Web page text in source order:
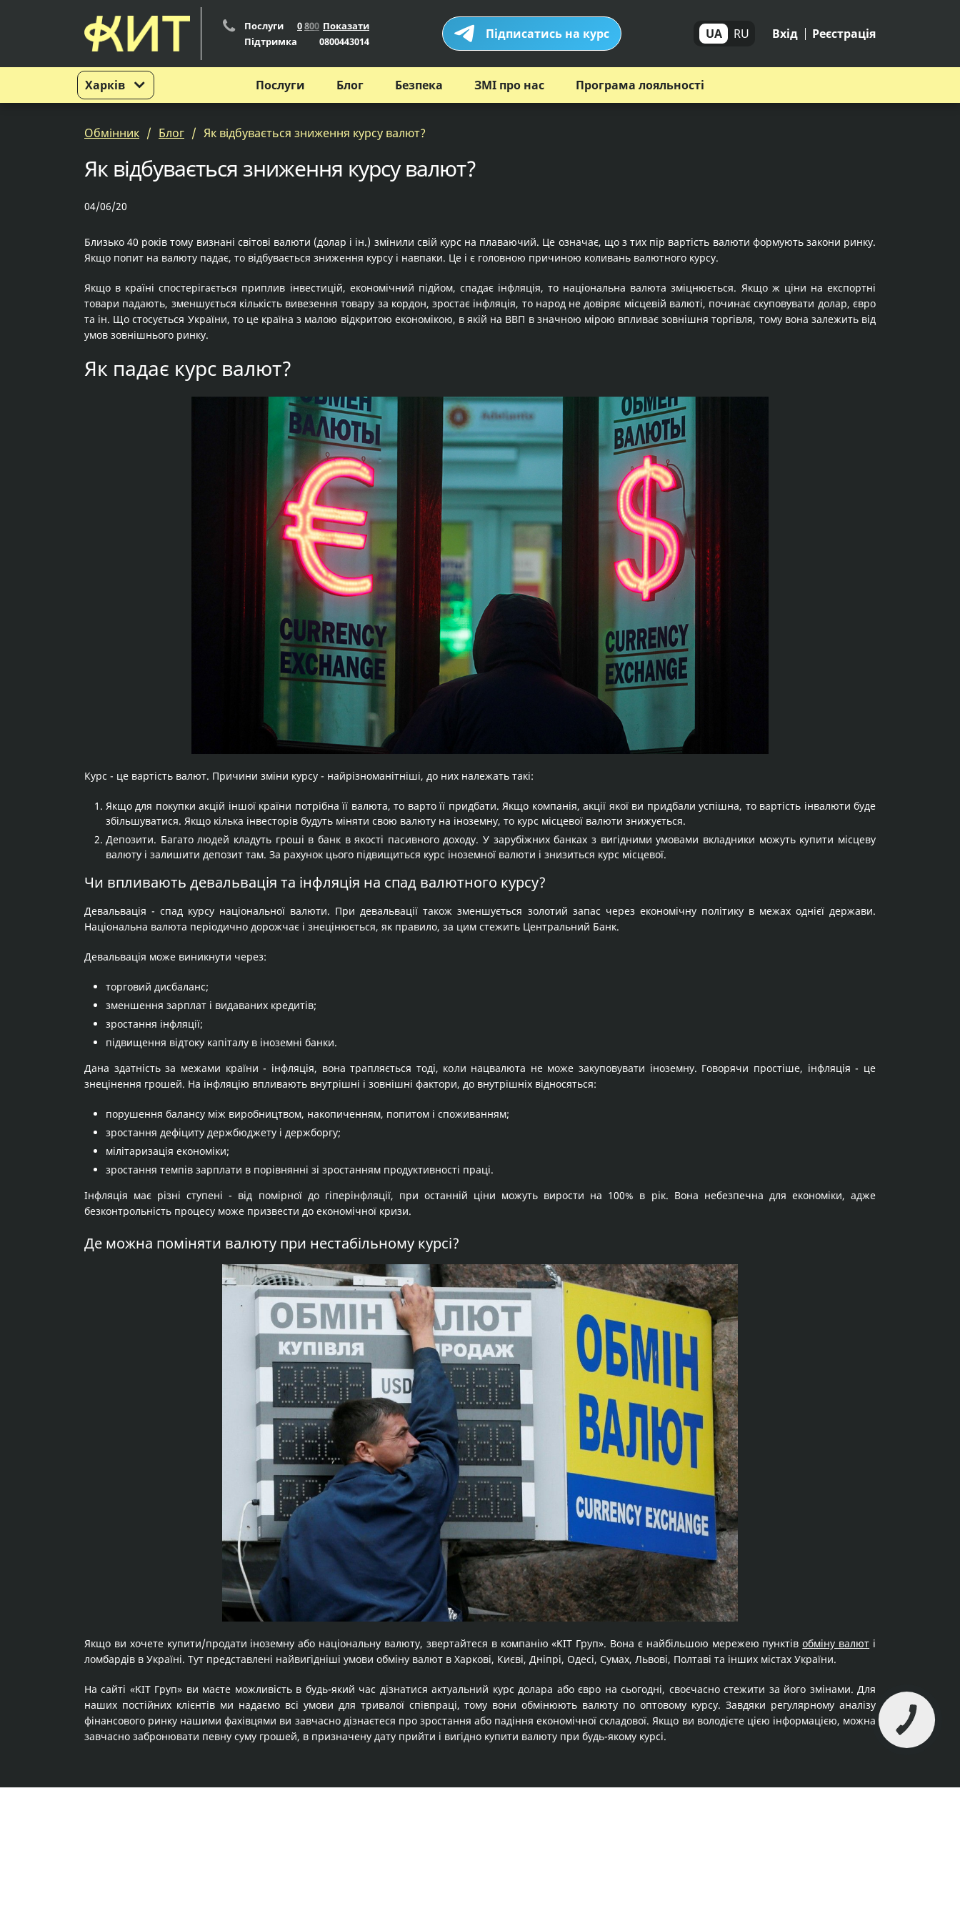
Харків
Послуги 0800 Показати
Підтримка
0800443014 Підписатись на курс UA RU Вхід Реєстрація
Послуги Блог Безпека ЗМІ про нас Програма лояльності
Обмінник Блог Як відбувається зниження курсу валют?
Як відбувається зниження курсу валют?
04/06/20
Близько 40 років тому визнані світові валюти (долар і ін.) змінили свій курс на плаваючий. Це означає, що з тих пір вартість валюти формують закони ринку.
Якщо попит на валюту падає, то відбувається зниження курсу і навпаки. Це і є головною причиною коливань валютного курсу.
Якщо в країні спостерігається приплив інвестицій, економічний підйом, спадає інфляція, то національна валюта зміцнюється. Якщо ж ціни на експортні
товари падають, зменшується кількість вивезення товару за кордон, зростає інфляція, то народ не довіряє місцевій валюті, починає скуповувати долар, євро
та ін. Що стосується України, то це країна з малою відкритою економікою, в якій на ВВП в значною мірою впливає зовнішня торгівля, тому вона залежить від
умов зовнішнього ринку.
Як падає курс валют?
Курс - це вартість валют. Причини зміни курсу - найрізноманітніші, до них належать такі:
Якщо для покупки акцій іншої країни потрібна її валюта, то варто її придбати. Якщо компанія, акції якої ви придбали успішна, то вартість інвалюти буде
збільшуватися. Якщо кілька інвесторів будуть міняти свою валюту на іноземну, то курс місцевої валюти знижується.
Депозити. Багато людей кладуть гроші в банк в якості пасивного доходу. У зарубіжних банках з вигідними умовами вкладники можуть купити місцеву
валюту і залишити депозит там. За рахунок цього підвищиться курс іноземної валюти і знизиться курс місцевої.
Чи впливають девальвація та інфляція на спад валютного курсу?
Девальвація - спад курсу національної валюти. При девальвації також зменшується золотий запас через економічну політику в межах однієї держави.
Національна валюта періодично дорожчає і знецінюється, як правило, за цим стежить Центральний Банк.
Девальвація може виникнути через:
торговий дисбаланс;
зменшення зарплат і видаваних кредитів;
зростання інфляції;
підвищення відтоку капіталу в іноземні банки.
Дана здатність за межами країни - інфляція, вона трапляється тоді, коли нацвалюта не може закуповувати іноземну. Говорячи простіше, інфляція - це
знецінення грошей. На інфляцію впливають внутрішні і зовнішні фактори, до внутрішніх відносяться:
порушення балансу між виробництвом, накопиченням, попитом і споживанням;
зростання дефіциту держбюджету і держборгу;
мілітаризація економіки;
зростання темпів зарплати в порівнянні зі зростанням продуктивності праці.
Інфляція має різні ступені - від помірної до гіперінфляції, при останній ціни можуть вирости на 100% в рік. Вона небезпечна для економіки, адже
безконтрольність процесу може призвести до економічної кризи.
Де можна поміняти валюту при нестабільному курсі?
Якщо ви хочете купити/продати іноземну або національну валюту, звертайтеся в компанію «KІТ Груп». Вона є найбільшою мережею пунктівобміну валют і
ломбардів в Україні. Тут представлені найвигідніші умови обміну валют в Харкові, Києві, Дніпрі, Одесі, Сумах, Львові, Полтаві та інших містах України.
На сайті «KІТ Груп» ви маєте можливість в будь-який час дізнатися актуальний курс долара або євро на сьогодні, своєчасно стежити за його змінами. Для
наших постійних клієнтів ми надаємо всі умови для тривалої співпраці, тому вони обмінюють валюту по оптовому курсу. Завдяки регулярному аналізу
фінансового ринку нашими фахівцями ви завчасно дізнаєтеся про зростання або падіння економічної складової. Якщо ви володієте цією інформацією, можна
завчасно забронювати певну суму грошей, в призначену дату прийти і вигідно купити валюту при будь-якому курсі.